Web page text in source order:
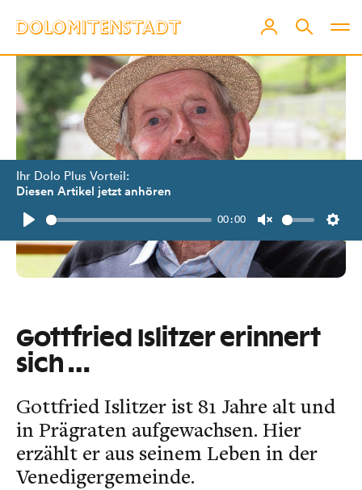
Ihr Dolo Plus Vorteil:
Diesen Artikel jetzt anhören
Play
00:00
Unmute
Gottfried Islitzer erinnert
sich …
Gottfried Islitzer ist 81 Jahre alt und
in Prägraten aufgewachsen. Hier
erzählt er aus seinem Leben in der
Venedigergemeinde.